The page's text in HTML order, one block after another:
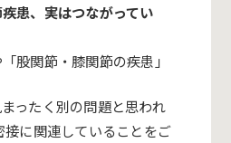
患、実はつながってい
股関節・膝関節の疾患」
ったく別の問題と思われ
接に関連していることをご